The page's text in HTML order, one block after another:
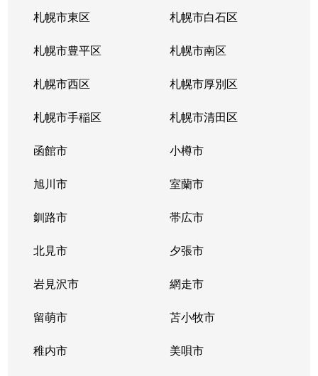
札幌市東区 札幌市白石区
札幌市豊平区 札幌市南区
札幌市西区 札幌市厚別区
札幌市手稲区 札幌市清田区
函館市 小樽市
旭川市 室蘭市
釧路市 帯広市
北見市 夕張市
岩見沢市 網走市
留萌市 苫小牧市
稚内市 美唄市